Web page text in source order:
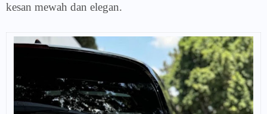
kesan mewah dan elegan.